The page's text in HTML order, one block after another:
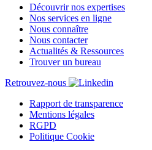
publications
Découvrir nos expertises
Nos services en ligne
Nous connaître
Nous contacter
Actualités & Ressources
Trouver un bureau
Retrouvez-nous
Rapport de transparence
Mentions légales
RGPD
Politique Cookie